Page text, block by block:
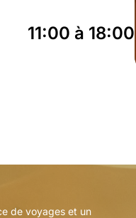
11:00 à 18:00
de voyages et un